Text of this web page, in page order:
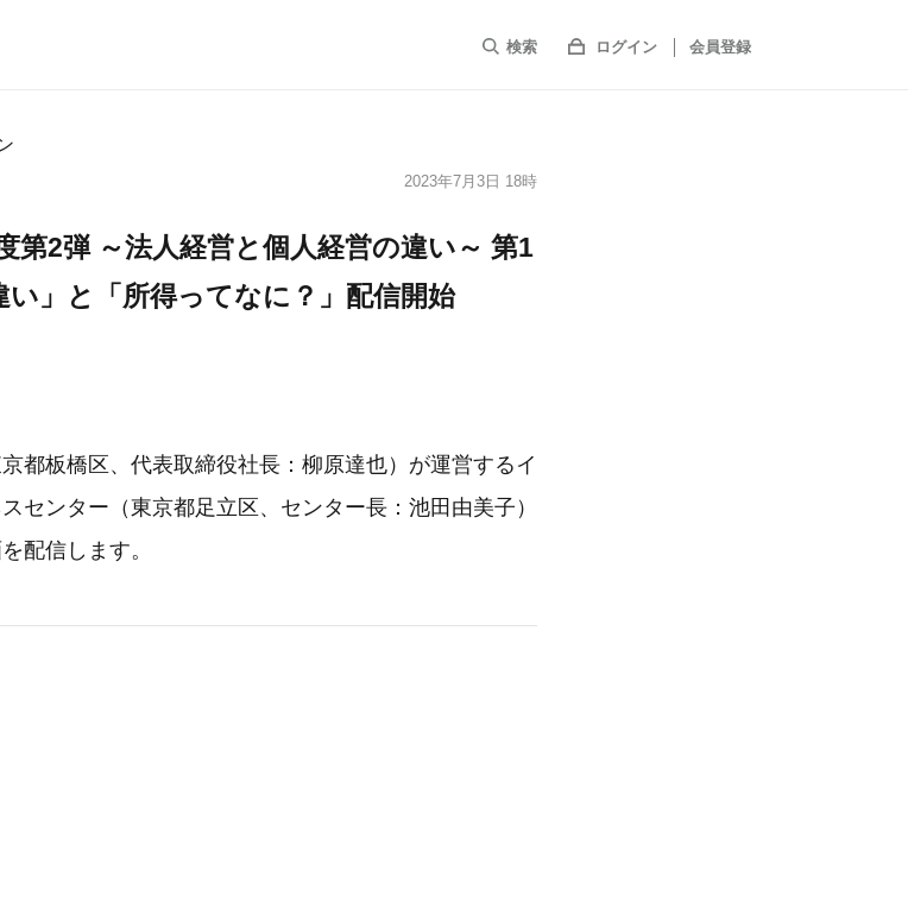
検索 ログイン 会員登録
2023年7月3日 18時
第2弾 ～法人経営と個人経営の違い～ 第1
」と「所得ってなに？」配信開始
都板橋区、代表取締役社長：柳原達也）が運営するイ
センター（東京都足立区、センター長：池田由美子）
配信します。